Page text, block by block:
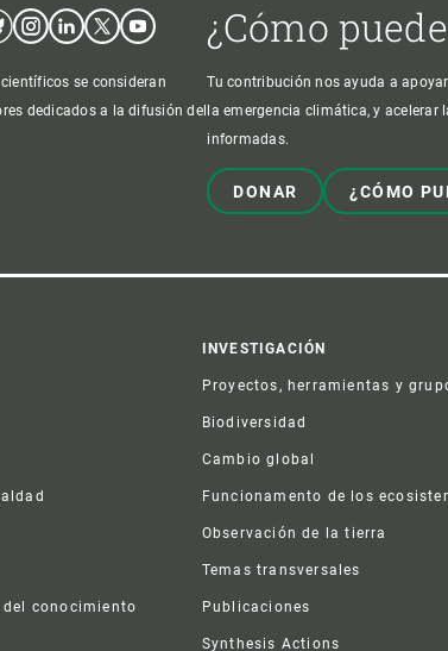
Instagram
LinkedinTwitterYoutube
se consideran
dedicados a la difusión del
¿Cómo
Tu contribución nos ayuda a
la emergencia climática, y
informadas.
DONAR ¿CÓMO
conocimiento
INVESTIGACIÓN
Proyectos, herramientas y
Biodiversidad
Cambio global
Funcionamento de los
Observación de la tierra
Temas transversales
Publicaciones
Synthesis Actions